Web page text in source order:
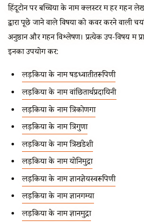
हिंदूटोन पर बच्चियों के नाम क्लस्टर में हर गहन
द्वारा पूछे जाने वाले विषयों को कवर करने वाली
अनुष्ठान और गहन विश्लेषण। प्रत्येक उप-विषय में
इनका उपयोग करें:
लड़कियों के नाम षडध्वातीतरूपिणी
लड़कियों के नाम वांछितार्थप्रदायिनी
लड़कियों के नाम त्रिकोणगा
लड़कियों के नाम त्रिगुणा
लड़कियों के नाम त्रिखंडेशी
लड़कियों के नाम योनिमुद्रा
लड़कियों के नाम ज्ञानज्ञेयस्वरूपिणी
लड़कियों के नाम ज्ञानगम्या
लड़कियों के नाम ज्ञानमुद्रा